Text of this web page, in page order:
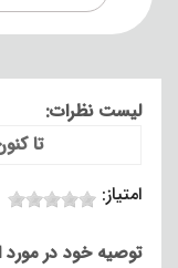
لیست نظرات:
تا
امتیاز:
توصیه خود در مورد